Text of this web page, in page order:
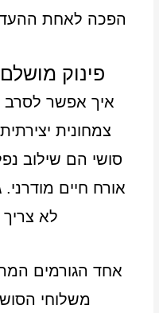
הפכה לאחת
פינוק
איך אפשר לסרב
צמחונית
סושי הם שילוב
אורח חיים
לא
אחד הגורמים
משלוחי